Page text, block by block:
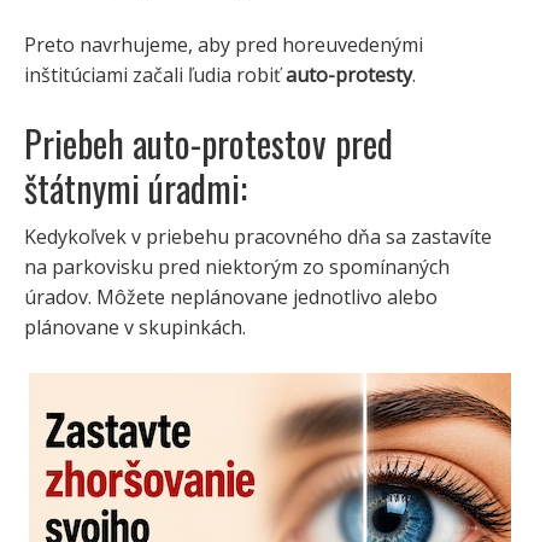
Preto navrhujeme, aby pred horeuvedenými
inštitúciami začali ľudia robiťauto-protesty.
Priebeh auto-protestov pred
štátnymi úradmi:
Kedykoľvek v priebehu pracovného dňa sa zastavíte
na parkovisku pred niektorým zo spomínaných
úradov. Môžete neplánovane jednotlivo alebo
plánovane v skupinkách.